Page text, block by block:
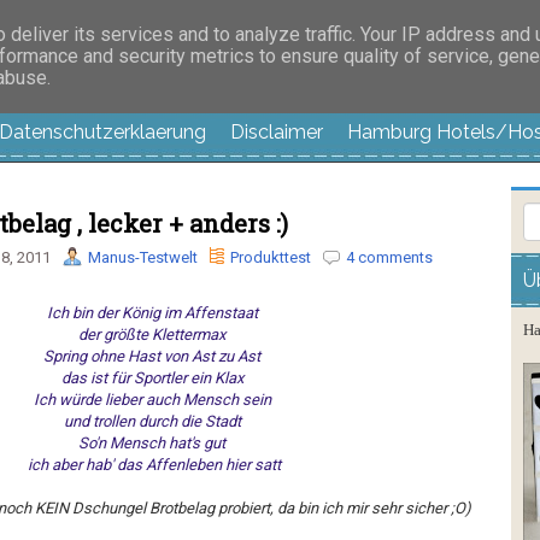
außer langweilig
Datenschutzerklaerung Disclaimer Hamburg Hotels/
, lecker + anders :)
2011 Manus-Testwelt Produkttest 4 comments
Ich bin der König im Affenstaat
der größte Klettermax
Spring ohne Hast von Ast zu Ast
das ist für Sportler ein Klax
Ich würde lieber auch Mensch sein
und trollen durch die Stadt
So'n Mensch hat's gut
ich aber hab' das Affenleben hier satt
KEIN Dschungel Brotbelag probiert, da bin ich mir sehr sicher ;O)
its services and to analyze traffic. Your IP address and
and security metrics to ensure quality of service,